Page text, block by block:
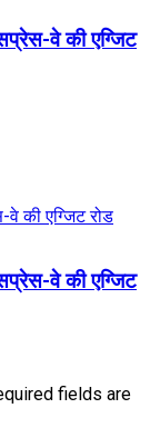
वे की एग्जिट
वे की एग्जिट
fields are